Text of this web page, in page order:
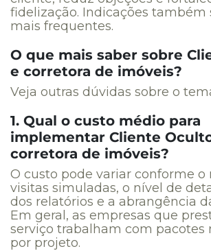
fidelização. Indicações também
mais frequentes.
O que mais saber sobre
e corretora de imóveis?
Veja outras dúvidas sobre o
1. Qual o custo médio para
implementar Cliente
corretora de imóveis?
O custo pode variar conforme o
visitas simuladas, o nível de
dos relatórios e a abrangência
Em geral, as empresas que
serviço trabalham com pacotes
por projeto.